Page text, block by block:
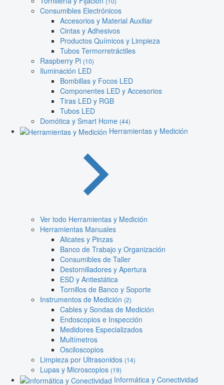
Consumibles Electrónicos
Accesorios y Material Auxiliar
Cintas y Adhesivos
Productos Químicos y Limpieza
Tubos Termorretráctiles
Raspberry Pi (10)
Iluminación LED
Bombillas y Focos LED
Componentes LED y Accesorios
Tiras LED y RGB
Tubos LED
Domótica y Smart Home (44)
Herramientas y Medición
Ver todo Herramientas y Medición
Herramientas Manuales
Alicates y Pinzas
Banco de Trabajo y Organización
Consumibles de Taller
Destornilladores y Apertura
ESD y Antiestática
Tornillos de Banco y Soporte
Instrumentos de Medición (2)
Cables y Sondas de Medición
Endoscopios e Inspección
Medidores Especializados
Multímetros
Osciloscopios
Limpieza por Ultrasonidos (14)
Lupas y Microscopios (19)
Informática y Conectividad